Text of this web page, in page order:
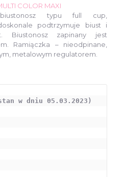
COLOR MAXI
biustonosz typu full cup,
podtrzymuje biust i
Biustonosz zapinany jest
Ramiączka – nieodpinane,
metalowym regulatorem.
w dniu 05.03.2023)